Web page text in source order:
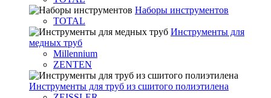
Наборы инструментов
TOTAL
Инструменты для
медных труб
Millennium
ZENTEN
Инструменты для труб из сшитого полиэтилена